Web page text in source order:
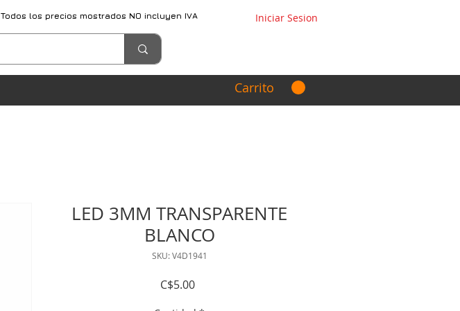
Todos los precios mostrados NO incluyen IVA Iniciar Sesion
Carrito
LED 3MM TRANSPARENTE
BLANCO
SKU: V4D1941
C$5.00Precio